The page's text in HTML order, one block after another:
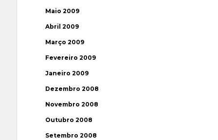
Maio 2009
Abril 2009
Março 2009
Fevereiro 2009
Janeiro 2009
Dezembro 2008
Novembro 2008
Outubro 2008
Setembro 2008